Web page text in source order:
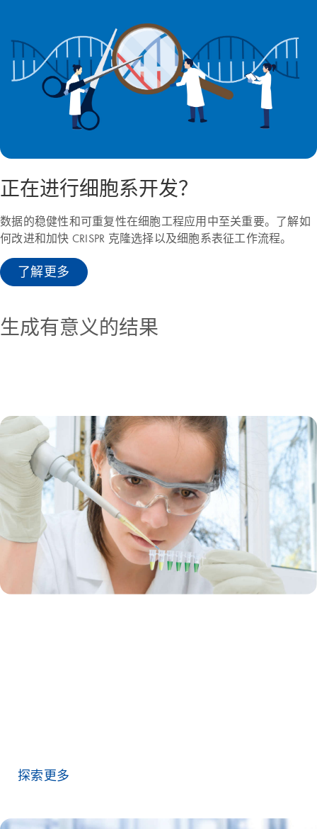
正在进行细胞系开发？
数据的稳健性和可重复性在细胞工程应用中至关重要。了解如
何改进和加快 CRISPR 克隆选择以及细胞系表征工作流程。
了解更多
生成有意义的结果
探索更多